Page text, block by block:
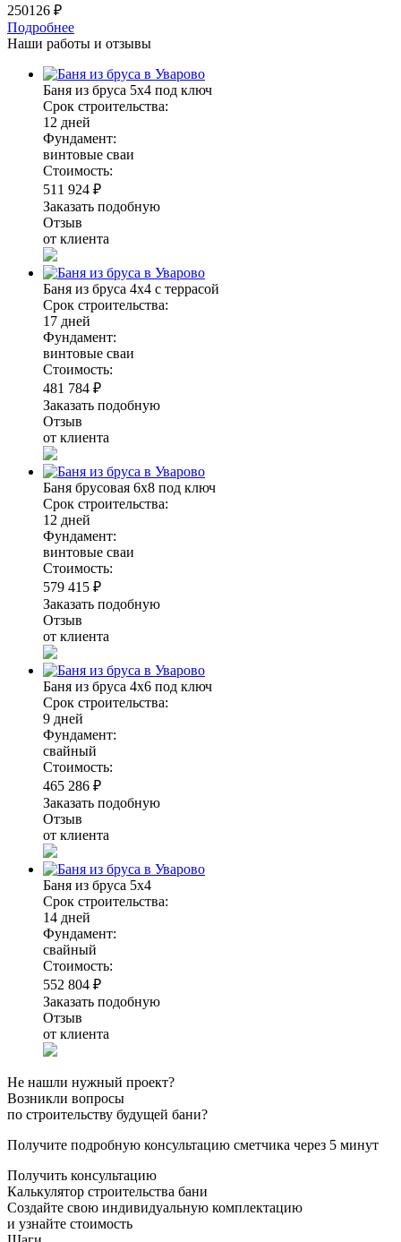
250126 ₽
Подробнее
Наши работы и отзывы
Баня из бруса 5х4 под ключ
Срок строительства:
12 дней
Фундамент:
винтовые сваи
Стоимость:
511 924 ₽
Заказать подобную
Отзыв
от клиента
Баня из бруса 4х4 с террасой
Срок строительства:
17 дней
Фундамент:
винтовые сваи
Стоимость:
481 784 ₽
Заказать подобную
Отзыв
от клиента
Баня брусовая 6х8 под ключ
Срок строительства:
12 дней
Фундамент:
винтовые сваи
Стоимость:
579 415 ₽
Заказать подобную
Отзыв
от клиента
Баня из бруса 4х6 под ключ
Срок строительства:
9 дней
Фундамент:
свайный
Стоимость:
465 286 ₽
Заказать подобную
Отзыв
от клиента
Баня из бруса 5х4
Срок строительства:
14 дней
Фундамент:
свайный
Стоимость:
552 804 ₽
Заказать подобную
Отзыв
от клиента
Не нашли нужный проект?
Возникли вопросы
по строительству будущей бани?
Получите подробную консультацию сметчика через 5 минут
Получить консультацию
Калькулятор строительства бани
Создайте свою индивидуальную комплектацию
и узнайте стоимость